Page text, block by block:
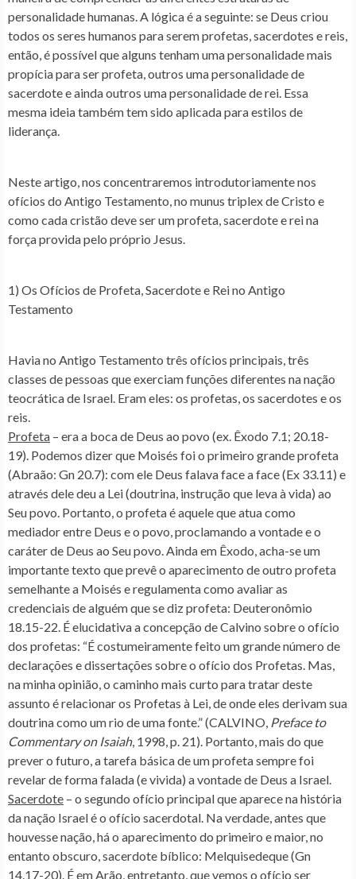
personalidade humanas. A lógica é a seguinte: se Deus criou
todos os seres humanos para serem profetas, sacerdotes e reis,
então, é possível que alguns tenham uma personalidade mais
propícia para ser profeta, outros uma personalidade de
sacerdote e ainda outros uma personalidade de rei. Essa
mesma ideia também tem sido aplicada para estilos de
liderança.
Neste artigo, nos concentraremos introdutoriamente nos
ofícios do Antigo Testamento, no munus triplex de Cristo e
como cada cristão deve ser um profeta, sacerdote e rei na
força provida pelo próprio Jesus.
1) Os Ofícios de Profeta, Sacerdote e Rei no Antigo
Testamento
Havia no Antigo Testamento três ofícios principais, três
classes de pessoas que exerciam funções diferentes na nação
teocrática de Israel. Eram eles: os profetas, os sacerdotes e os
reis.
Profeta – era a boca de Deus ao povo (ex. Êxodo 7.1; 20.18-
19). Podemos dizer que Moisés foi o primeiro grande profeta
(Abraão: Gn 20.7): com ele Deus falava face a face (Ex 33.11) e
através dele deu a Lei (doutrina, instrução que leva à vida) ao
Seu povo. Portanto, o profeta é aquele que atua como
mediador entre Deus e o povo, proclamando a vontade e o
caráter de Deus ao Seu povo. Ainda em Êxodo, acha-se um
importante texto que prevê o aparecimento de outro profeta
semelhante a Moisés e regulamenta como avaliar as
credenciais de alguém que se diz profeta: Deuteronômio
18.15-22. É elucidativa a concepção de Calvino sobre o ofício
dos profetas: “É costumeiramente feito um grande número de
declarações e dissertações sobre o ofício dos Profetas. Mas,
na minha opinião, o caminho mais curto para tratar deste
assunto é relacionar os Profetas à Lei, de onde eles derivam sua
doutrina como um rio de uma fonte.” (CALVINO, Preface to
Commentary on Isaiah, 1998, p. 21). Portanto, mais do que
prever o futuro, a tarefa básica de um profeta sempre foi
revelar de forma falada (e vivida) a vontade de Deus a Israel.
Sacerdote – o segundo ofício principal que aparece na história
da nação Israel é o ofício sacerdotal. Na verdade, antes que
houvesse nação, há o aparecimento do primeiro e maior, no
entanto obscuro, sacerdote bíblico: Melquisedeque (Gn
14.17-20). É em Arão, entretanto, que vemos o ofício ser